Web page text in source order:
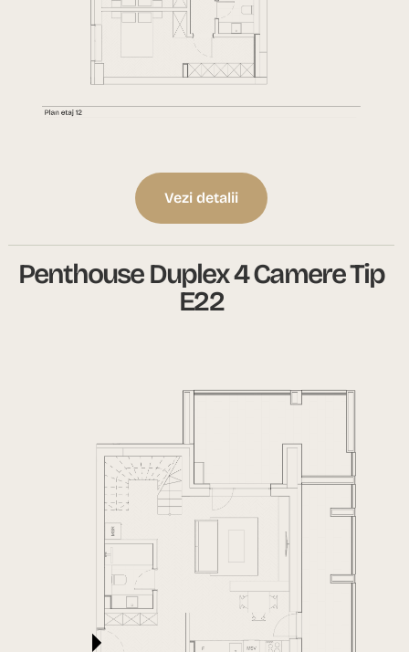
Vezi detalii
Penthouse Duplex 4 Camere Tip
E22